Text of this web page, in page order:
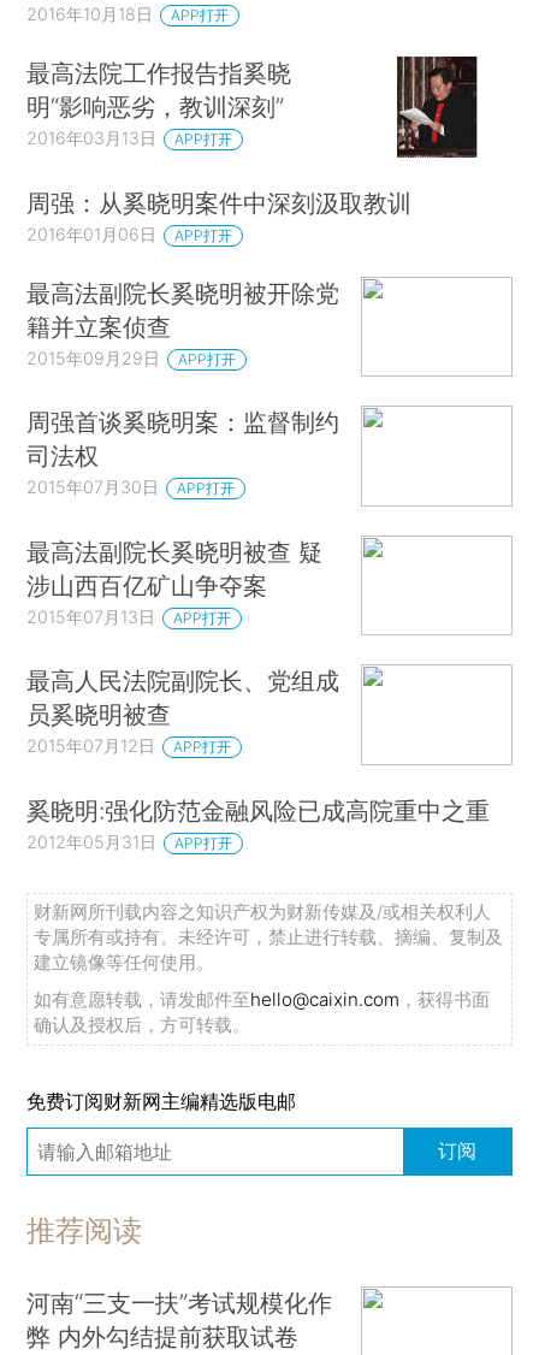
2016年10月18日 APP打开
最高法院工作报告指奚晓
明“影响恶劣，教训深刻”
2016年03月13日 APP打开
周强：从奚晓明案件中深刻汲取教训
2016年01月06日 APP打开
最高法副院长奚晓明被开除党
籍并立案侦查
2015年09月29日 APP打开
周强首谈奚晓明案：监督制约
司法权
2015年07月30日 APP打开
最高法副院长奚晓明被查 疑
涉山西百亿矿山争夺案
2015年07月13日 APP打开
最高人民法院副院长、党组成
员奚晓明被查
2015年07月12日 APP打开
奚晓明:强化防范金融风险已成高院重中之重
2012年05月31日 APP打开
财新网所刊载内容之知识产权为财新传媒及/或相关权利人
专属所有或持有。未经许可，禁止进行转载、摘编、复制及
建立镜像等任何使用。
如有意愿转载，请发邮件至hello@caixin.com ，获得书面
确认及授权后，方可转载。
免费订阅财新网主编精选版电邮
订阅
推荐阅读
河南“三支一扶”考试规模化作
弊 内外勾结提前获取试卷